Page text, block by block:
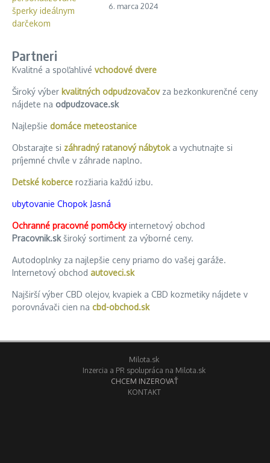
6. marca 2024
Partneri
Kvalitné a spoľahlivé vchodové dvere
Široký výber kvalitných odpudzovačovza bezkonkurenčné ceny
nájdete na odpudzovace.sk
Najlepšie domáce meteostanice
Obstarajte si záhradný ratanový nábytoka vychutnajte si
príjemné chvíle v záhrade naplno.
Detské koberce rozžiaria každú izbu.
ubytovanie Chopok Jasná
Ochranné pracovné pomôckyinternetový obchod
Pracovnik.skširoký sortiment za výborné ceny.
Autodoplnky za najlepšie ceny priamo do vašej garáže.
Internetový obchod autoveci.sk
Najširší výber CBD olejov, kvapiek a CBD kozmetiky nájdete v
porovnávači cien na cbd-obchod.sk
Milota.sk
Inzercia a PR spolupráca na Milota.sk
CHCEM INZEROVAŤ
KONTAKT